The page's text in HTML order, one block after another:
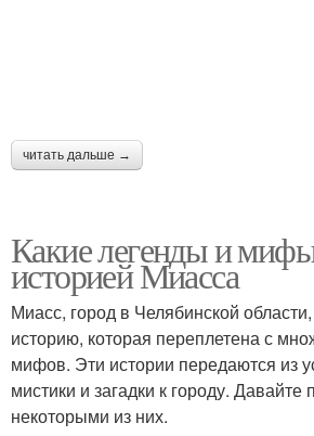
читать дальше →
Какие легенды и
историей Миасса
Миасс, город в Челябинской
историю, которая переплетена с
мифов. Эти истории передаются из
мистики и загадки к городу. Давайте
некоторыми из них.